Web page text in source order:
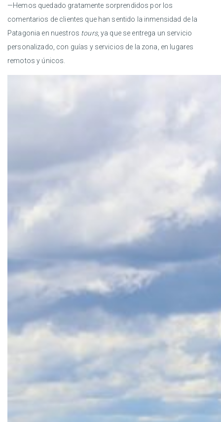
—Hemos quedado gratamente sorprendidos por los
comentarios de clientes que han sentido la inmensidad de la
Patagonia en nuestros tours, ya que se entrega un servicio
personalizado, con guías y servicios de la zona, en lugares
remotos y únicos.